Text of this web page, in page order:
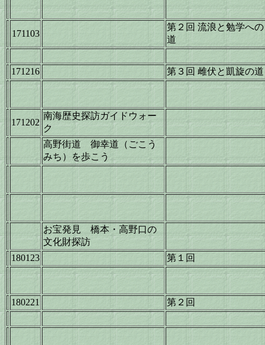
171103
第２回 流浪と勉学への
道
171216 第３回 雌伏と凱旋の道
171202
南海歴史探訪ガイドウォー
ク
高野街道 御幸道（ごこう
みち）を歩こう
お宝発見 橋本・高野口の
文化財探訪
180123
第１回
180221 第２回